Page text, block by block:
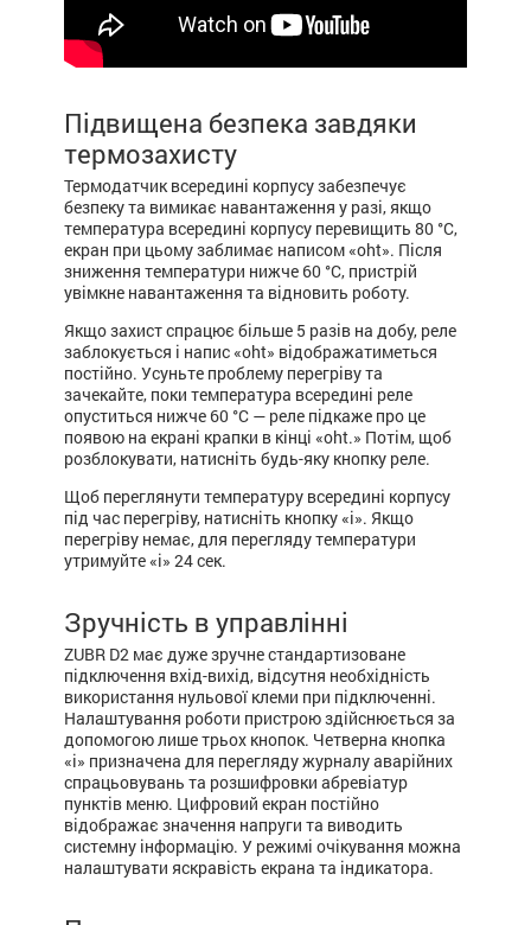
Підвищена безпека завдяки
термозахисту
Термодатчик всередині корпусу забезпечує
безпеку та вимикає навантаження у разі, якщо
температура всередині корпусу перевищить 80 °С,
екран при цьому заблимає написом «oht». Після
зниження температури нижче 60 °С, пристрій
увімкне навантаження та відновить роботу.
Якщо захист спрацює більше 5 разів на добу, реле
заблокується і напис «oht» відображатиметься
постійно. Усуньте проблему перегріву та
зачекайте, поки температура всередині реле
опуститься нижче 60 °С — реле підкаже про це
появою на екрані крапки в кінці «oht.» Потім, щоб
розблокувати, натисніть будь-яку кнопку реле.
Щоб переглянути температуру всередині корпусу
під час перегріву, натисніть кнопку «i». Якщо
перегріву немає, для перегляду температури
утримуйте «i» 24 сек.
Зручність в управлінні
ZUBR D2 має дуже зручне стандартизоване
підключення вхід-вихід, відсутня необхідність
використання нульової клеми при підключенні.
Налаштування роботи пристрою здійснюється за
допомогою лише трьох кнопок. Четверна кнопка
«i» призначена для перегляду журналу аварійних
спрацьовувань та розшифровки абревіатур
пунктів меню. Цифровий екран постійно
відображає значення напруги та виводить
системну інформацію. У режимі очікування можна
налаштувати яскравість екрана та індикатора.